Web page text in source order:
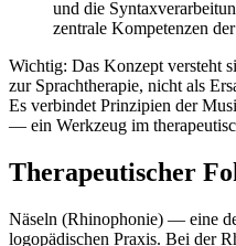
und die
zentrale Kompetenzen
Wichtig: Das Konzept versteht
zur Sprachtherapie, nicht als
Es verbindet Prinzipien der
— ein Werkzeug im
Therapeutischer
Näseln (Rhinophonie) — eine
logopädischen Praxis. Bei der